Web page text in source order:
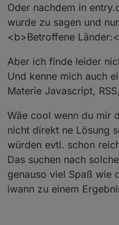
Oder nachdem in
wurde zu sagen und
<b>Betroffene
Aber ich finde leider
Und kenne mich auch
Materie Javascript,
Wäe cool wenn du mir
nicht direkt ne Lösung
würden evtl. schon
Das suchen nach
genauso viel Spaß wie
iwann zu einem